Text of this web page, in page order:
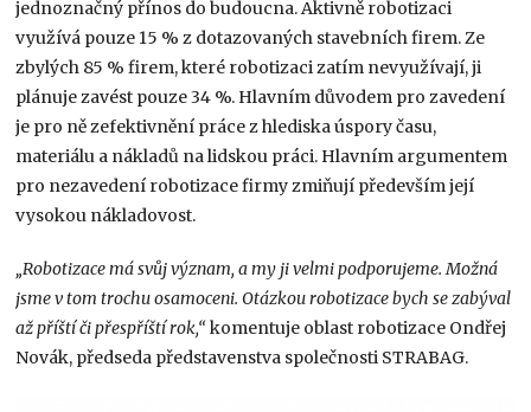
jednoznačný přínos do budoucna. Aktivně robotizaci
využívá pouze 15 % z dotazovaných stavebních firem. Ze
zbylých 85 % firem, které robotizaci zatím nevyužívají, ji
plánuje zavést pouze 34 %. Hlavním důvodem pro zavedení
je pro ně zefektivnění práce z hlediska úspory času,
materiálu a nákladů na lidskou práci. Hlavním argumentem
pro nezavedení robotizace firmy zmiňují především její
vysokou nákladovost.
„Robotizace má svůj význam, a my ji velmi podporujeme. Možná
jsme v tom trochu osamoceni. Otázkou robotizace bych se zabýval
až příští či přespříští rok,“komentuje oblast robotizace Ondřej
Novák, předseda představenstva společnosti STRABAG.